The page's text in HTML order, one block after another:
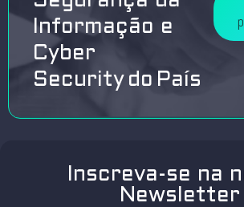
Informação e
Cyber
Security do País
Inscreva-se na
Newsletter